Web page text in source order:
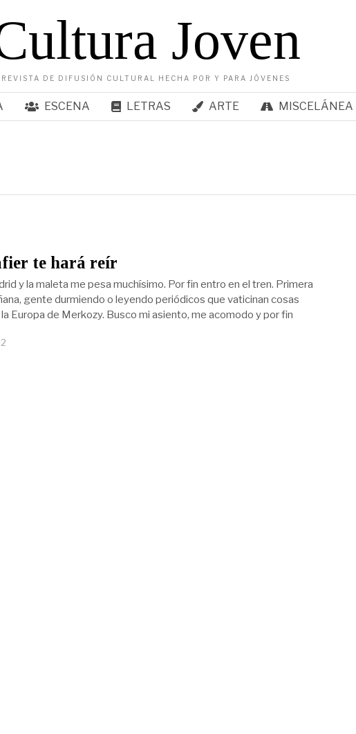
Joven
REVISTA DE DIFUSIÓN CULTURAL HECHA POR Y PARA JÓVENES
ESCENA LETRAS ARTE MISCELÁNEA
te hará reír
y la maleta me pesa muchísimo. Por fin entro en el tren. Primera
gente durmiendo o leyendo periódicos que vaticinan cosas
Europa de Merkozy. Busco mi asiento, me acomodo y por fin